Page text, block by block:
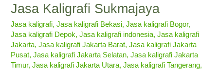
Jasa Kaligrafi Sukmajaya
Jasa kaligrafi,Jasa kaligrafi Bekasi,Jasa kaligrafi Bogor,
Jasa kaligrafi Depok,Jasa kaligrafi indonesia,Jasa kaligrafi
Jakarta,Jasa kaligrafi Jakarta Barat,Jasa kaligrafi Jakarta
Pusat,Jasa kaligrafi Jakarta Selatan,Jasa kaligrafi Jakarta
Timur,Jasa kaligrafi Jakarta Utara,Jasa kaligrafi Tangerang,